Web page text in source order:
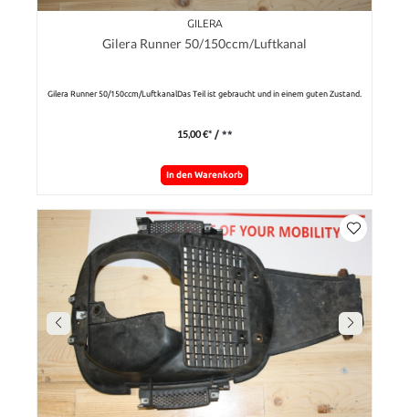
GILERA
Gilera Runner 50/150ccm/Luftkanal
Gilera Runner 50/150ccm/LuftkanalDas Teil ist gebraucht und in einem guten Zustand.
15,00 €* / **
In den Warenkorb